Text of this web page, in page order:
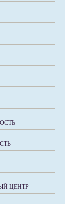
ЦЕНТР